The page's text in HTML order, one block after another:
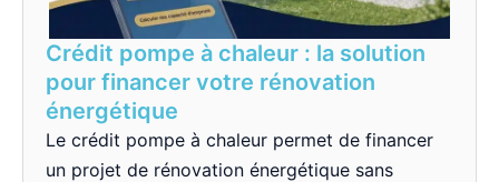
Crédit pompe à chaleur : la solution
pour financer votre rénovation
énergétique
Le crédit pompe à chaleur permet de financer
un projet de rénovation énergétique sans